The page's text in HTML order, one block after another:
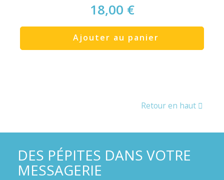
18,00 €
Ajouter au panier
Retour en haut
DES PÉPITES DANS VOTRE
MESSAGERIE